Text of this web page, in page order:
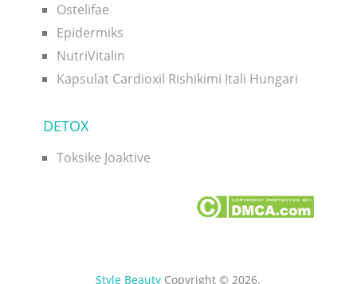
Ostelifae
Epidermiks
NutriVitalin
Kapsulat Cardioxil Rishikimi Itali Hungari
DETOX
Toksike Joaktive
Style Beauty Copyright © 2026.